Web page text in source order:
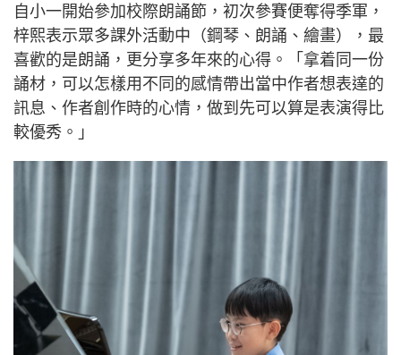
自小一開始參加校際朗誦節，初次參賽便奪得季軍，
梓熙表示眾多課外活動中（鋼琴、朗誦、繪畫），最
喜歡的是朗誦，更分享多年來的心得。「拿着同一份
誦材，可以怎樣用不同的感情帶出當中作者想表達的
訊息、作者創作時的心情，做到先可以算是表演得比
較優秀。」